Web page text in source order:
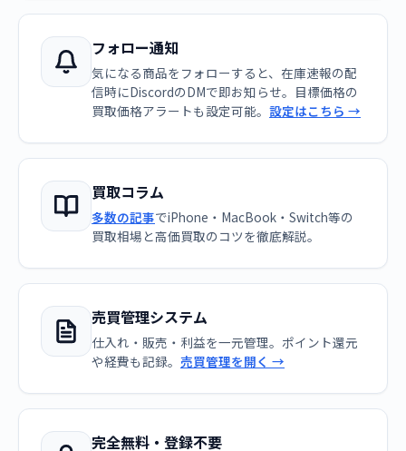
フォロー通知
気になる商品をフォローすると、在庫速報の配
信時にDiscordのDMで即お知らせ。目標価格の
買取価格アラートも設定可能。 設定はこちら →
買取コラム
多数の記事でiPhone・MacBook・Switch等の
買取相場と高価買取のコツを徹底解説。
売買管理システム
仕入れ・販売・利益を一元管理。ポイント還元
や経費も記録。 売買管理を開く →
完全無料・登録不要